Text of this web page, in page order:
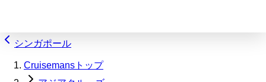
シンガポール
Cruisemansトップ